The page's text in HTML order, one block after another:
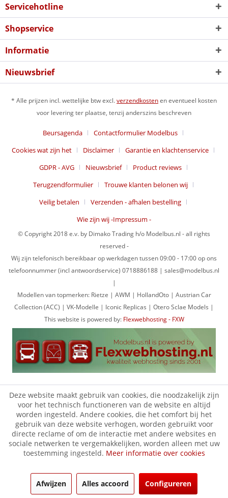
Servicehotline
Shopservice
Informatie
Nieuwsbrief
* Alle prijzen incl. wettelijke btw excl.verzendkostenen eventueel kosten
voor levering ter plaatse, tenzij anderszins beschreven
Beursagenda
Contactformulier Modelbus
Cookies wat zijn het
Disclaimer
Garantie en klachtenservice
GDPR - AVG
Nieuwsbrief
Product reviews
Terugzendformulier
Trouwe klanten belonen wij
Veilig betalen
Verzenden - afhalen bestelling
Wie zijn wij -Impressum -
© Copyright 2018 e.v. by Dimako Trading h/o Modelbus.nl - all rights
reserved -
Wij zijn telefonisch bereikbaar op werkdagen tussen 09:00 - 17:00 op ons
telefoonnummer (incl antwoordservice) 0718886188 | sales@modelbus.nl
|
Modellen van topmerken: Rietze | AWM | HollandOto | Austrian Car
Collection (ACC) | VK-Modelle | Iconic Replicas | Otero Sclae Models |
This website is powered by: Flexwebhosting - FXW
Deze website maakt gebruik van cookies, die noodzakelijk zijn
voor het technisch functioneren van de website en altijd
worden ingesteld. Andere cookies, die het comfort bij het
gebruik van deze website verhogen, worden gebruikt voor
directe reclame of om de interactie met andere websites en
sociale netwerken te vergemakkelijken, worden alleen met uw
toestemming ingesteld. Meer informatie over cookies
Afwijzen Alles accoord Configureren